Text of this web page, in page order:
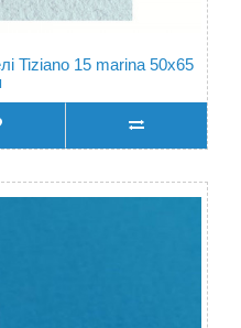
Tiziano 15 marina 50х65